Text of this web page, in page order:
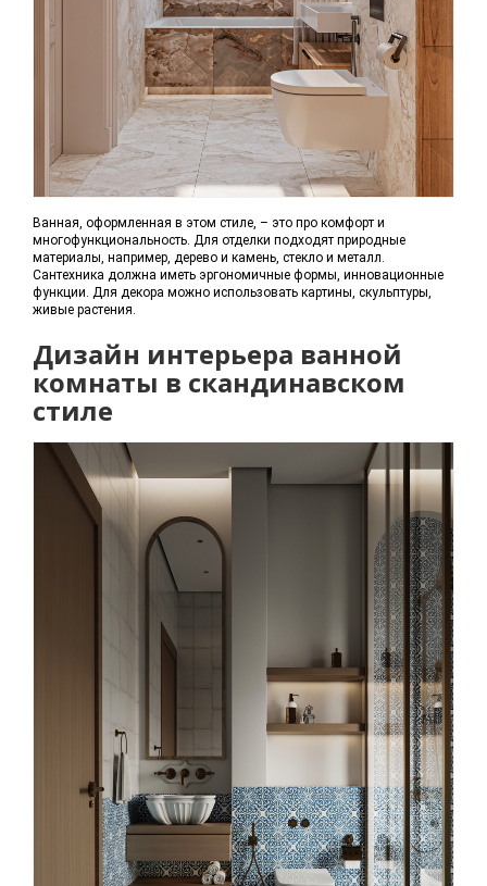
Ванная, оформленная в этом стиле, – это про комфорт и
многофункциональность. Для отделки подходят природные
материалы, например, дерево и камень, стекло и металл.
Сантехника должна иметь эргономичные формы, инновационные
функции. Для декора можно использовать картины, скульптуры,
живые растения.
Дизайн интерьера ванной
комнаты в скандинавском
стиле